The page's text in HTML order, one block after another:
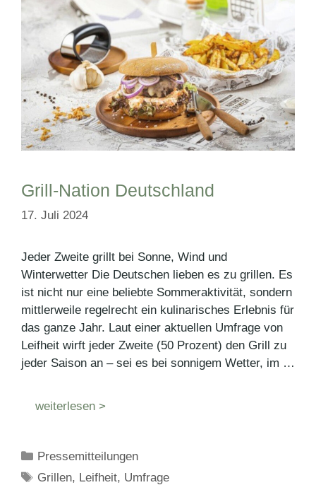
Grill-Nation Deutschland
17. Juli 2024
Jeder Zweite grillt bei Sonne, Wind und
Winterwetter Die Deutschen lieben es zu grillen. Es
ist nicht nur eine beliebte Sommeraktivität, sondern
mittlerweile regelrecht ein kulinarisches Erlebnis für
das ganze Jahr. Laut einer aktuellen Umfrage von
Leifheit wirft jeder Zweite (50 Prozent) den Grill zu
jeder Saison an – sei es bei sonnigem Wetter, im …
weiterlesen >
Kategorien
Pressemitteilungen
Schlagwörter
Grillen, Leifheit, Umfrage